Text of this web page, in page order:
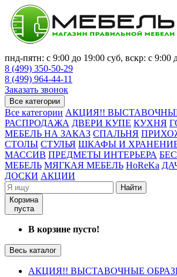
пнд-пятн: с 9:00 до 19:00 суб, вскр: с 9:00
8 (499) 350-50-29
8 (499) 964-44-11
Заказать звонок
Все категории
Все категории АКЦИЯ!!
РАСПРОДАЖА ДВЕРИ КУПЕ КУХНЯ
МЕБЕЛЬ НА ЗАКАЗ СПАЛЬНЯ
СТОЛЫ СТУЛЬЯ ШКАФЫ И
МАССИВ ПРЕДМЕТЫ ИНТЕРЬЕРА
МЕБЕЛЬ МЯГКАЯ МЕБЕЛЬ HoReKa
ДОСКИ АКЦИИ
Найти
Корзина
пуста
В корзине пусто!
Весь каталог
АКЦИЯ!! ВЫСТАВОЧНЫЕ